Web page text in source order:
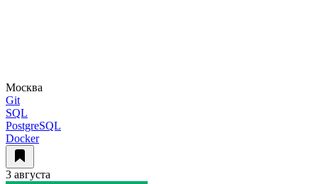
Москва
Git
SQL
PostgreSQL
Docker
3 августа